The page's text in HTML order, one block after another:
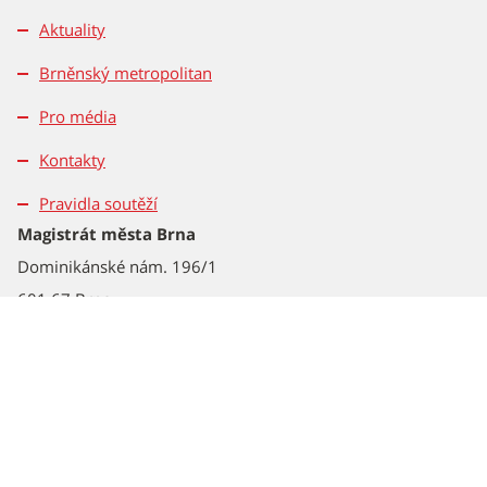
Aktuality
Brněnský metropolitan
Pro média
Kontakty
Pravidla soutěží
Magistrát města Brna
Dominikánské nám. 196/1
601 67 Brno